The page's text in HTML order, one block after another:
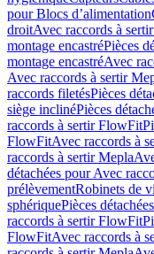
pour Blocs d’alimentation
droitAvec raccords à
montage encastréPièces
montage encastréAvec
Avec raccords à sertir
raccords filetésPièces
siège inclinéPièces
raccords à sertir FlowFit
FlowFitAvec raccords à
raccords à sertir Mepla
détachées pour Avec
prélèvementRobinets de
sphériquePièces
raccords à sertir FlowFit
FlowFitAvec raccords à